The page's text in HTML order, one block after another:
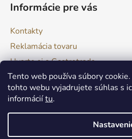
Tento web používa súbory
tohto webu vyjadrujete súhlas s
informáciítu.
Informácie pre vás
Kontakty
Reklamácia tovaru
Uvarte si s Gastrotrade
Naše produkty - Tipy a triky
Obchodné podmienky